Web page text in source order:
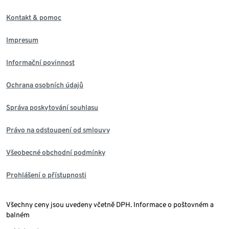
Kontakt & pomoc
Impresum
Informační povinnost
Ochrana osobních údajů
Správa poskytování souhlasu
Právo na odstoupení od smlouvy
Všeobecné obchodní podmínky
Prohlášení o přístupnosti
Všechny ceny jsou uvedeny včetně DPH. Informace o poštovném a
balném